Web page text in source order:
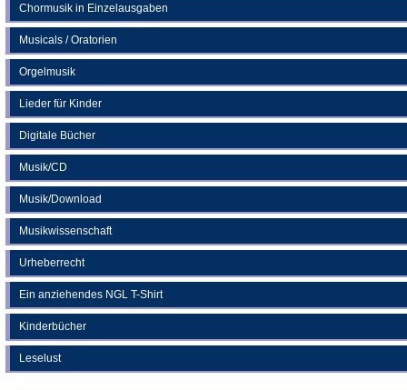
Chormusik in Einzelausgaben
Musicals / Oratorien
Orgelmusik
Lieder für Kinder
Digitale Bücher
Musik/CD
Musik/Download
Musikwissenschaft
Urheberrecht
Ein anziehendes NGL T-Shirt
Kinderbücher
Leselust